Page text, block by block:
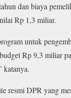
dan biaya
Rp 1,3 miliar.
untuk
Rp 9,3 miliar
katanya.
resmi DPR yang